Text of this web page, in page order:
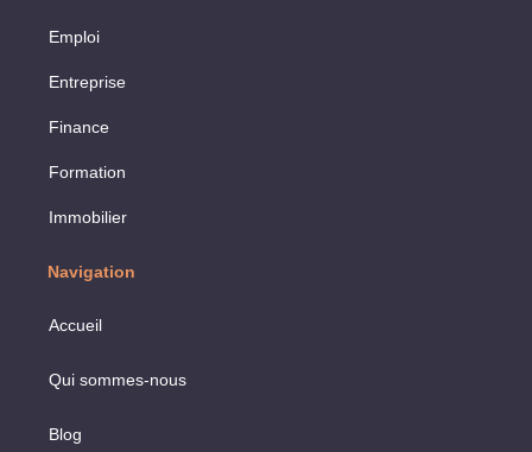
Emploi
Entreprise
Finance
Formation
Immobilier
Navigation
Accueil
Qui sommes-nous
Blog